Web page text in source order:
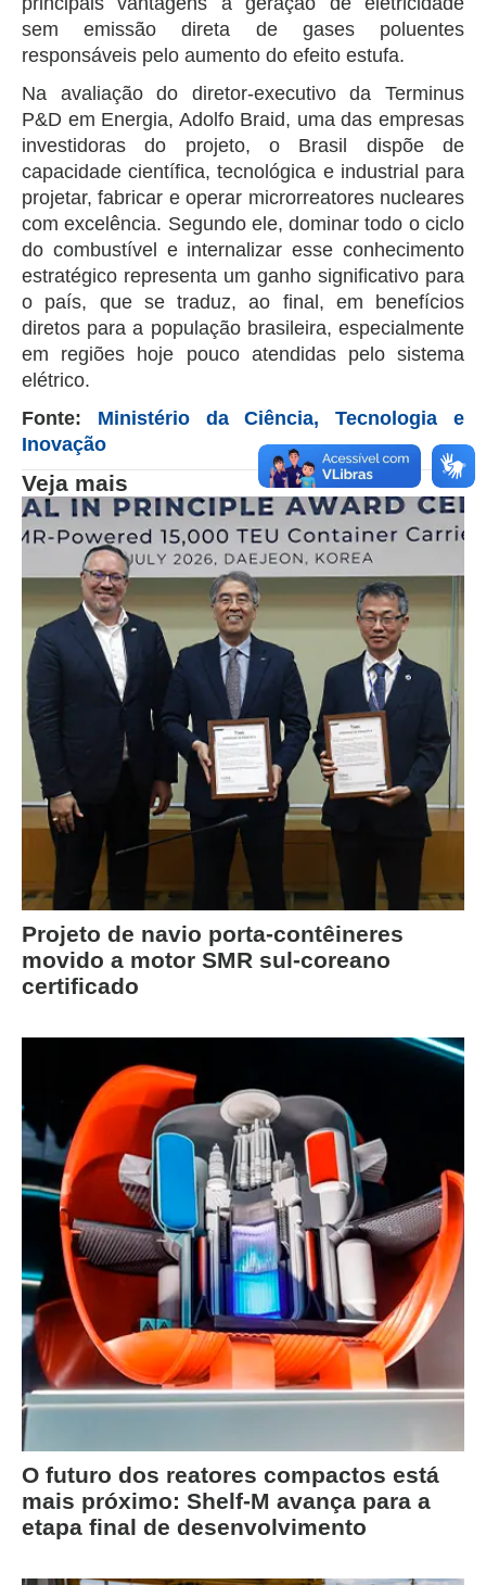
Veja mais
Projeto de navio porta-contêineres
movido a motor SMR sul-coreano
certificado
O futuro dos reatores compactos está
mais próximo: Shelf-M avança para a
etapa final de desenvolvimento
sem emissão direta de gases poluentes
responsáveis pelo aumento do efeito estufa.
Na avaliação do diretor-executivo da Terminus
P&D em Energia, Adolfo Braid, uma das empresas
investidoras do projeto, o Brasil dispõe de
capacidade científica, tecnológica e industrial para
projetar, fabricar e operar microrreatores nucleares
com excelência. Segundo ele, dominar todo o ciclo
do combustível e internalizar esse conhecimento
estratégico representa um ganho significativo para
o país, que se traduz, ao final, em benefícios
diretos para a população brasileira, especialmente
em regiões hoje pouco atendidas pelo sistema
elétrico.
Fonte: Ministério da Ciência, Tecnologia e
Inovação